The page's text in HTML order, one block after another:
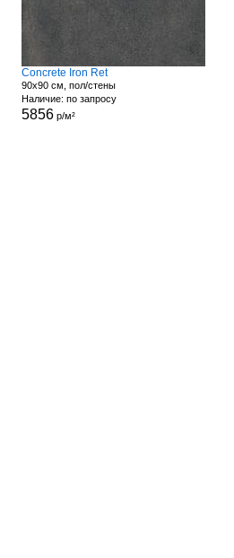
Concrete Iron Ret
90x90 см, пол/стены
Наличие: по запросу
5856р/м²